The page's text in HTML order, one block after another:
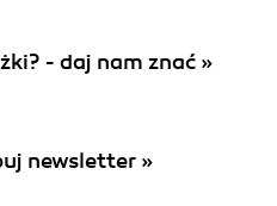
- daj nam znać »
newsletter »